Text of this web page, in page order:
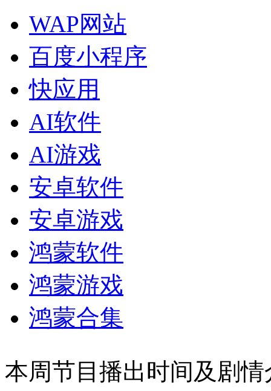
WAP网站
百度小程序
快应用
AI软件
AI游戏
安卓软件
安卓游戏
鸿蒙软件
鸿蒙游戏
鸿蒙合集
本周节目播出时间及剧情